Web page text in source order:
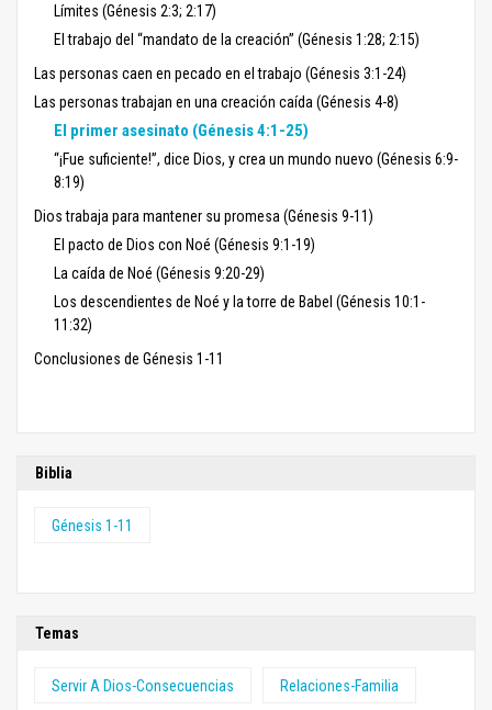
Límites (Génesis 2:3; 2:17)
El trabajo del “mandato de la creación” (Génesis 1:28; 2:15)
Las personas caen en pecado en el trabajo (Génesis 3:1-24)
Las personas trabajan en una creación caída (Génesis 4-8)
El primer asesinato (Génesis 4:1-25)
“¡Fue suficiente!”, dice Dios, y crea un mundo nuevo (Génesis 6:9-
8:19)
Dios trabaja para mantener su promesa (Génesis 9-11)
El pacto de Dios con Noé (Génesis 9:1-19)
La caída de Noé (Génesis 9:20-29)
Los descendientes de Noé y la torre de Babel (Génesis 10:1-
11:32)
Conclusiones de Génesis 1-11
Biblia
Génesis 1-11
Temas
Servir A Dios-Consecuencias Relaciones-Familia